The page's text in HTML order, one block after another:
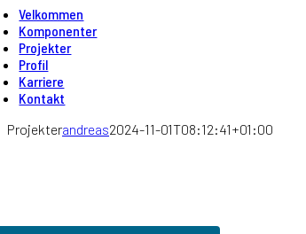
Velkommen
Komponenter
Projekter
Profil
Karriere
Kontakt
Projekterandreas2024-11-01T08:12:41+01:00